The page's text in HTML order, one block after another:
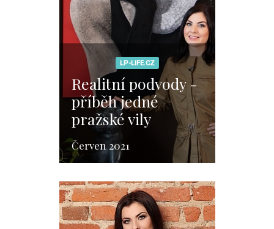
LP-LIFE.CZ
Realitní podvody -
příběh jedné
pražské vily
Červen 2021